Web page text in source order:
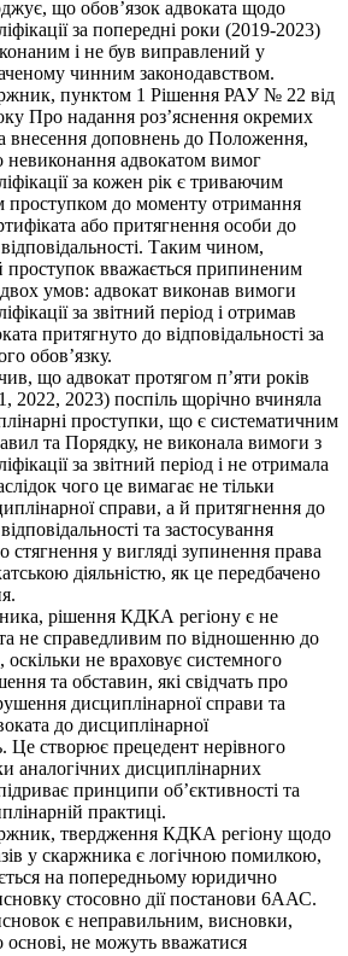
що обов’язок адвоката щодо
за попередні роки (2019-2023)
і не був виправлений у
чинним законодавством.
пунктом 1 Рішення РАУ № 22 від
Про надання роз’яснення окремих
внесення доповнень до Положення,
невиконання адвокатом вимог
за кожен рік є триваючим
проступком до моменту отримання
або притягнення особи до
Таким чином,
проступок вважається припиненим
двох умов: адвокат виконав вимоги
за звітний період і отримав
притягнуто до відповідальності за
обов’язку.
що адвокат протягом п’яти років
2022, 2023) поспіль щорічно вчиняла
проступки, що є систематичним
та Порядку, не виконала вимоги з
за звітний період і не отримала
чого це вимагає не тільки
справи, а й притягнення до
та застосування
стягнення у вигляді зупинення права
діяльністю, як це передбачено
рішення КДКА регіону є не
не справедливим по відношенню до
оскільки не враховує системного
та обставин, які свідчать про
дисциплінарної справи та
до дисциплінарної
Це створює прецедент нерівного
аналогічних дисциплінарних
принципи об’єктивності та
практиці.
твердження КДКА регіону щодо
у скаржника є логічною помилкою,
на попередньому юридично
стосовно дії постанови 6ААС.
є неправильним, висновки,
основі, не можуть вважатися